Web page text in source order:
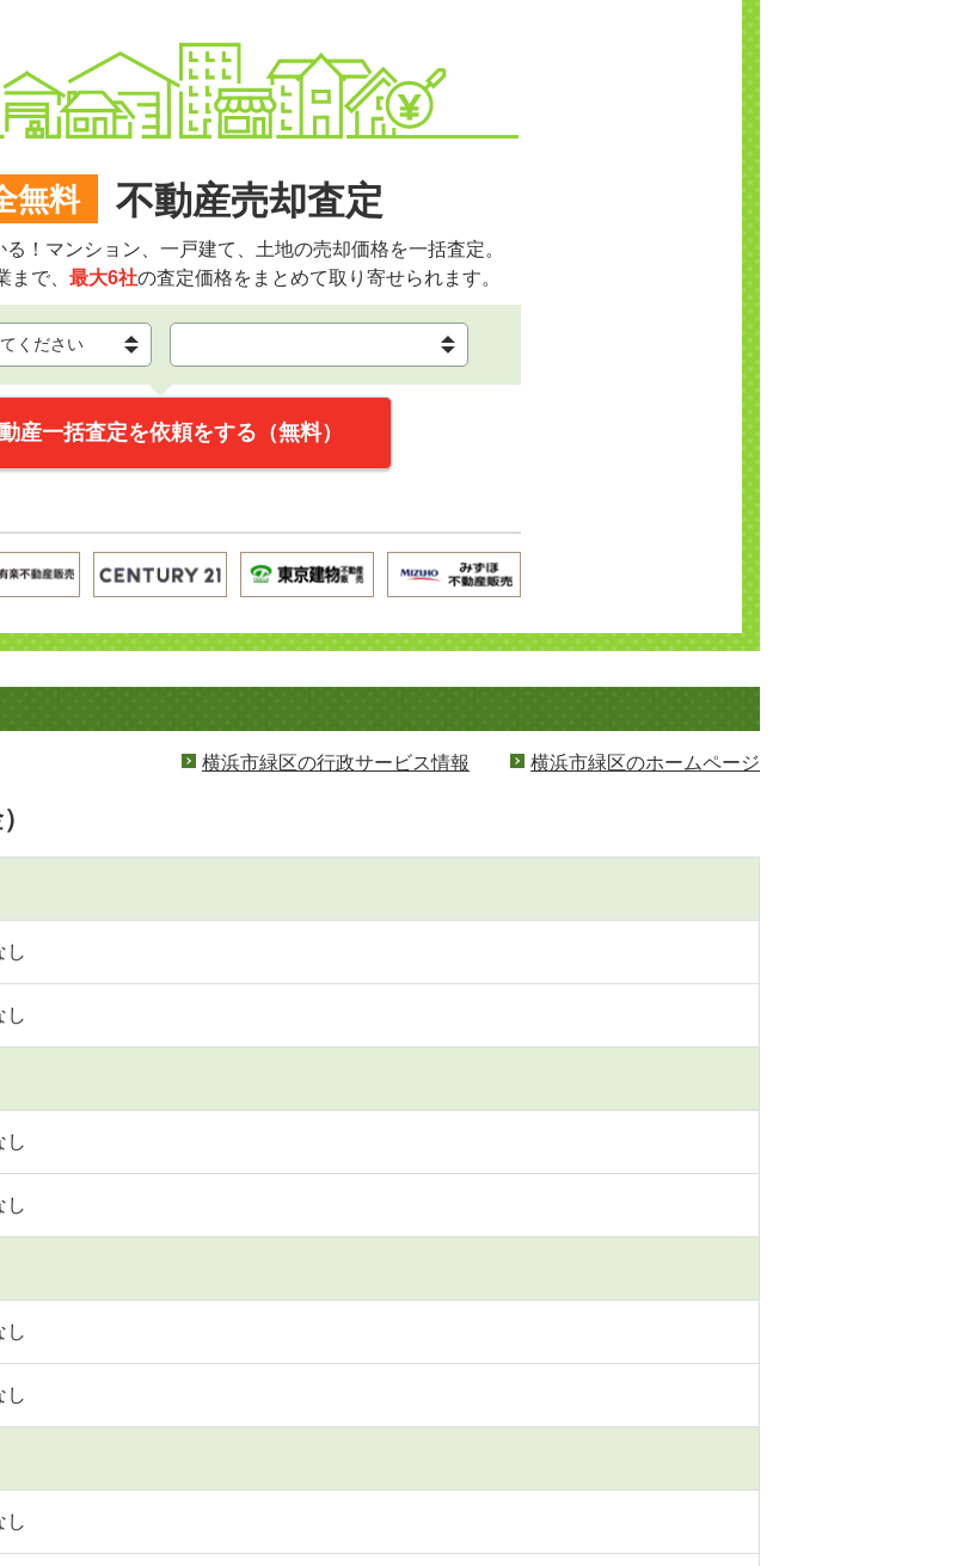
無料 不動産売却査定
！マンション、一戸建て、土地の売却価格を一括査定。
で、 最大6社の査定価格をまとめて取り寄せられます。
産一括査定を依頼をする（無料）
横浜市緑区の行政サービス情報 横浜市緑区のホームページ
し
し
し
し
し
し
し